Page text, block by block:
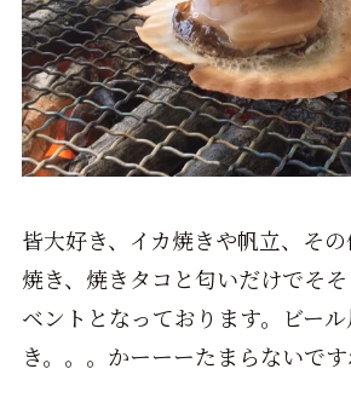
皆大好き、イカ焼きや帆立、そ
焼き、焼きタコと匂いだけでそ
ベントとなっております。ビー
き。。。かーーーたまらないで